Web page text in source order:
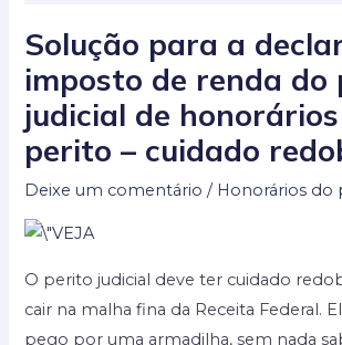
Solução para a
imposto de renda do
judicial de
perito – cuidado
Deixe um comentário / Honorários do
O perito judicial deve ter cuidado
cair na malha fina da Receita Federal.
pego por uma armadilha, sem nada